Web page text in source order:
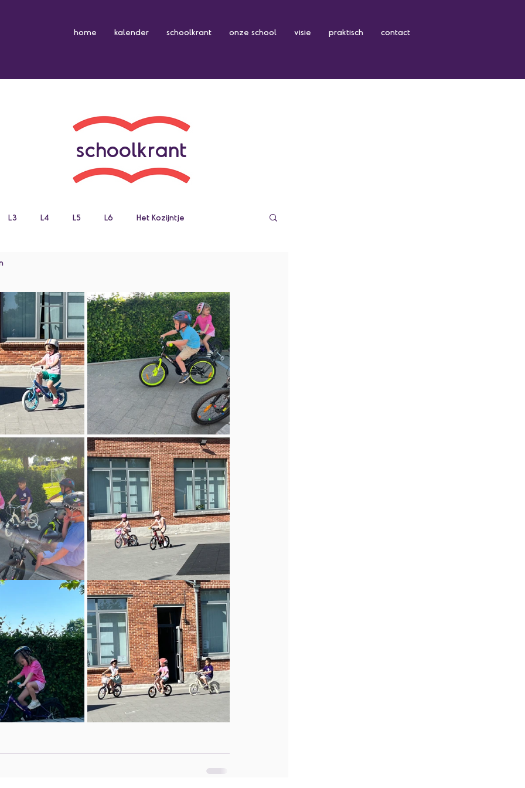
schoolkrant
L3 L4 L5 L6 Het Kozijntje
home kalender schoolkrant onze school visie praktisch contact